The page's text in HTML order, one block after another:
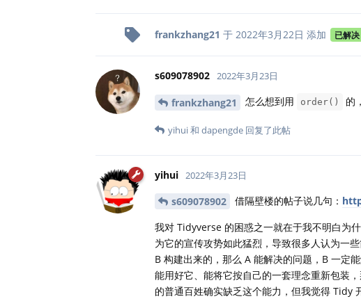
frankzhang21 于 2022年3月22日 添加 已解决
s609078902 2022年3月23日
frankzhang21 怎么想到用 order() 的
yihui和 dapengde 回复了此帖
yihui 2022年3月23日
s609078902 借隔壁楼的帖子说几句：
我对 Tidyverse 的困惑之一就在于我不明白为
为它的宣传攻势如此猛烈，导致很多人认为一
B 构建出来的，那么 A 能解决的问题，B 一定
能用好它、能将它按自己的一套理念重新包装
的普通百姓确实缺乏这个能力，但我觉得 Tidy